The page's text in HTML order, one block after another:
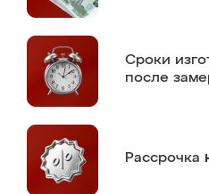
Сроки
после
Рассрочка